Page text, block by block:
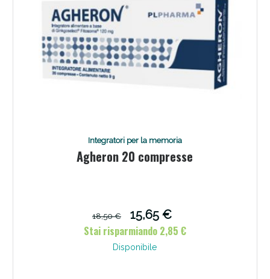
Integratori per la memoria
Agheron 20 compresse
18,50 €
15,65 €
Stai risparmiando 2,85 €
Disponibile